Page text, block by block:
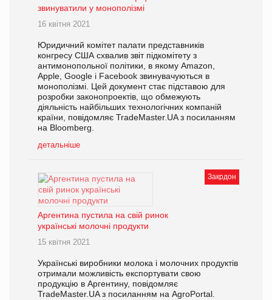
звинуватили у монополізмі
16 квітня 2021
Юридичний комітет палати представників
конгресу США схвалив звіт підкомітету з
антимонопольної політики, в якому Amazon,
Apple, Google і Facebook звинувачуються в
монополізмі. Цей документ стає підставою для
розробки законопроектів, що обмежують
діяльність найбільших технологічних компаній
країни, повідомляє TradeMaster.UA з посиланням
на Bloomberg.
детальніше
Закрдон
Аргентина пустила на свій ринок
українські молочні продукти
15 квітня 2021
Українські виробники молока і молочних продуктів
отримали можливість експортувати свою
продукцію в Аргентину, повідомляє
TradeMaster.UA з посиланням на AgroPortal.